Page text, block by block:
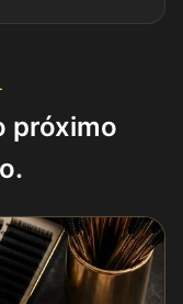
próximo